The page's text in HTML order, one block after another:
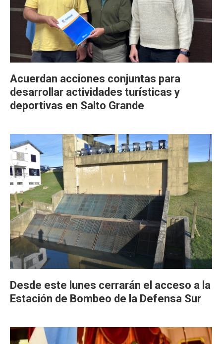
Acuerdan acciones conjuntas para
desarrollar actividades turísticas y
deportivas en Salto Grande
Desde este lunes cerrarán el acceso a la
Estación de Bombeo de la Defensa Sur